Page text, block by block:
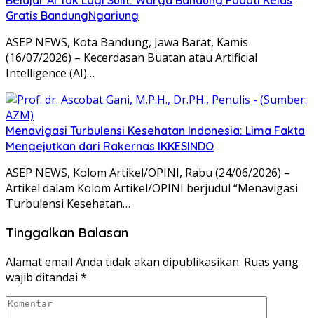
Gratis BandungNgariung
ASEP NEWS, Kota Bandung, Jawa Barat, Kamis
(16/07/2026) – Kecerdasan Buatan atau Artificial
Intelligence (AI)…
Menavigasi Turbulensi Kesehatan Indonesia: Lima Fakta
Mengejutkan dari Rakernas IKKESINDO
ASEP NEWS, Kolom Artikel/OPINI, Rabu (24/06/2026) –
Artikel dalam Kolom Artikel/OPINI berjudul “Menavigasi
Turbulensi Kesehatan…
Tinggalkan Balasan
Alamat email Anda tidak akan dipublikasikan. Ruas yang
wajib ditandai *